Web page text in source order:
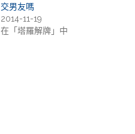
交男友嗎
2014-11-19
在「塔羅解牌」中